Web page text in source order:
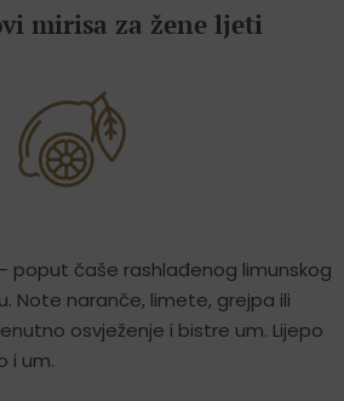
mirisa za žene ljeti
poput čaše rashlađenog limunskog
Note naranče, limete, grejpa ili
osvježenje i bistre um. Lijepo
i um.